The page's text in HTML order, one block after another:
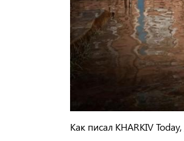
Как писал KHARKIV Today,